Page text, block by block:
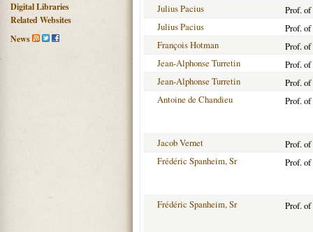
Digital Libraries
Related Websites
News
Julius Pacius
Prof.
Julius Pacius
Prof. of
François Hotman
Prof.
Jean-Alphonse Turretin
Prof.
Jean-Alphonse Turretin
Prof.
Antoine de Chandieu
Prof.
Jacob Vernet
Prof.
Frédéric Spanheim, Sr
Prof. of
Frédéric Spanheim, Sr Prof.